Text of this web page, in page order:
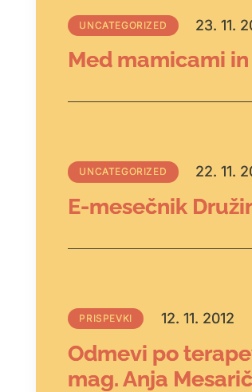
UNCATEGORIZED 23. 11.
Med mamicami
UNCATEGORIZED 22. 11.
E-mesečnik
PRISPEVKI 12. 11. 2012
Odmevi po
mag. Anja Mesarič